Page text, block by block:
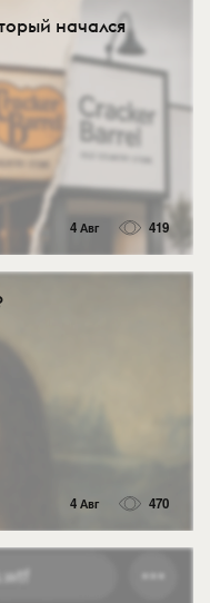
начался
4 Авг 419
4 Авг 470